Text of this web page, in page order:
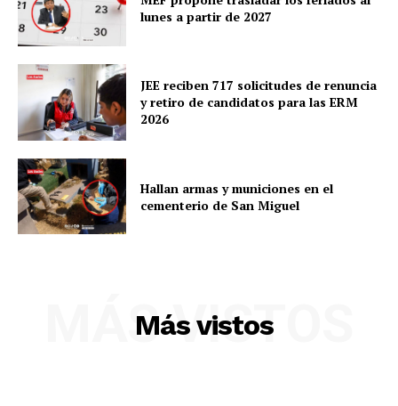
SUSCRIBETE
Diario los Andes
lunes a partir de 2027
JEE reciben 717 solicitudes de renuncia
y retiro de candidatos para las ERM
2026
Hallan armas y municiones en el
cementerio de San Miguel
Más vistos
MÁS VISTOS